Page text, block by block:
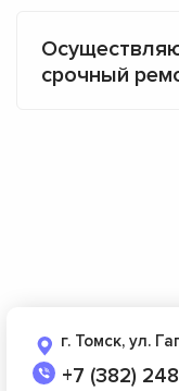
срочный
г. Томск, ул.
+7 (382)